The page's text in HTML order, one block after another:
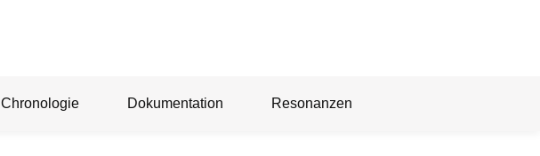
Chronologie Dokumentation Resonanzen